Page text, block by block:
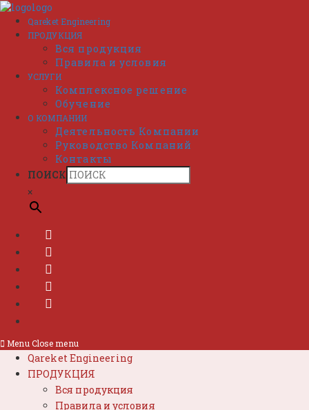
Перейти
содержимому
Qareket Engineering
ПРОДУКЦИЯ
Вся продукция
Правила и условия
УСЛУГИ
Комплексное решение
Обучение
О КОМПАНИИ
Деятельность Компании
Руководство Компаний
Контакты
ПОИСК
×
Menu Close menu
Qareket Engineering
ПРОДУКЦИЯ
Вся продукция
Правила и условия